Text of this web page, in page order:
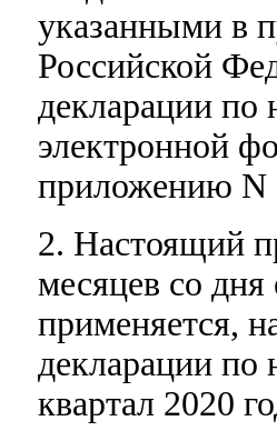
указанными в
Российской
декларации по
электронной
приложению N
2. Настоящий
месяцев со
применяется,
декларации по
квартал 2020